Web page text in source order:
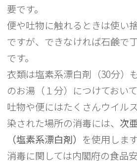
要です。
便や吐物に触れるときは使い
ですが、できなければ石鹸で
です。
衣類は塩素系漂白剤（30分）
のお湯（１分）につけておい
吐物や便にはたくさんウイル
染された場所の消毒には、 次
（塩素系漂白剤） を使用しま
消毒に関しては内閣府の食品